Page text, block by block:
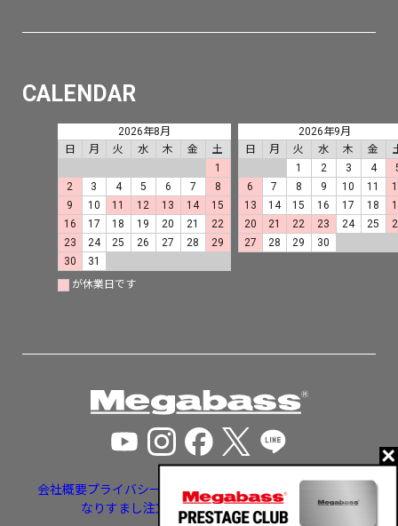
CALENDAR
2026年8月
日
月 火 水 木 金
土
1
2
3 4 5 6 7
8
9
10 11 12 13 14
15
16
17 18 19 20 21
22
23
24 25 26 27 28
29
30
31
2026年9月
日
月 火 水 木 金
1
2 3 4
6
7 8 9 10 11
13
14 15 16 17 18
20
21 22 23 24 25
27
28 29 30
が休業日です
会社概要プライバシーポリシー 特定商取引法に基づく表示
なりすまし注文・いたずら注文等への対応